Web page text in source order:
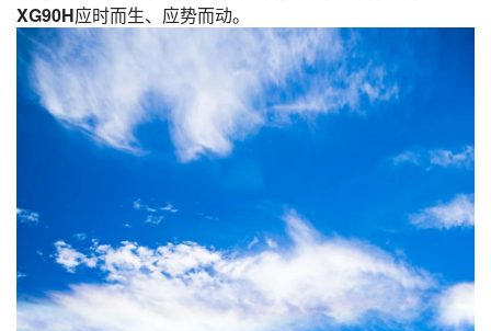
XG90H应时而生、应势而动。